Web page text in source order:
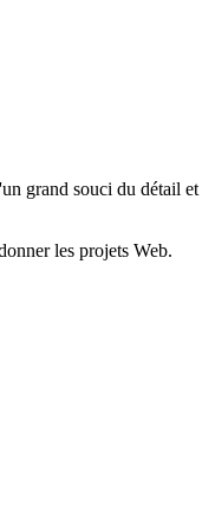
grand souci du détail et
les projets Web.